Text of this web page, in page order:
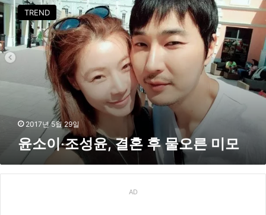
소
이
조
성
후
미
TREND
2017년 5월 29일
윤소이‧조성윤, 결혼 후 물오른 미모
AD